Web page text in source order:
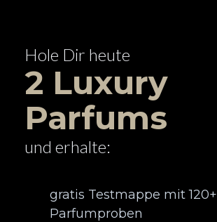
Hole Dir heute
2 Luxury
Parfums
und erhalte:
gratis Testmappe mit 120+
Parfumproben